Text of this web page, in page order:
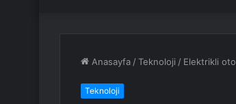
Anasayfa /Teknoloji / Elektrikli
Teknoloji